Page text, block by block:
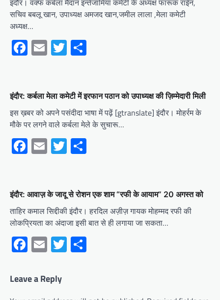
इंदौर। वक्फ कर्बला मैदान इन्तेजामिया कमेटी के अध्यक्ष फारूक राईन,
सचिव बबलू खान, उपाध्यक्ष अमजद खान,जमील लाला ,मेला कमेटी
अध्यक्ष…
Facebook
EmailTwitter
इंदौर: कर्बला मेला कमेटी में इरफान पठान को उपाध्यक्ष की ज़िम्मेदारी मिली
इस ख़बर को अपने पसंदीदा भाषा में पढ़ें [gtranslate] इंदौर। मोहर्रम के
मौके पर लगने वाले कर्बला मेले के सुचारू…
Facebook
EmailTwitter
इंदौर: आवाज़ के जादू से रोशन एक शाम “रफी के आयाम” 20 अगस्त को
ताहिर कमाल सिद्दीकी इंदौर। हरदिल अज़ीज़ गायक मोहम्मद रफी की
लोकप्रियता का अंदाजा इसी बात से ही लगाया जा सकता…
Facebook
EmailTwitter
Leave a Reply